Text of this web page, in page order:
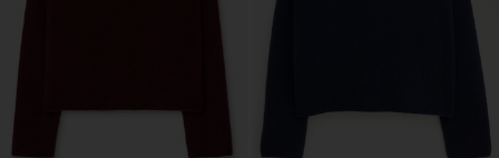
Vendor
Main Supplier
S.C. Trico Point srl Romania
Factory
Sub Contractor
S.C. Trico Point srl Romania